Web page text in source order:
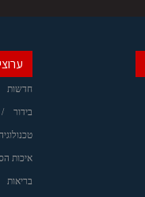
חדשות
בידור
איכות
בריאות